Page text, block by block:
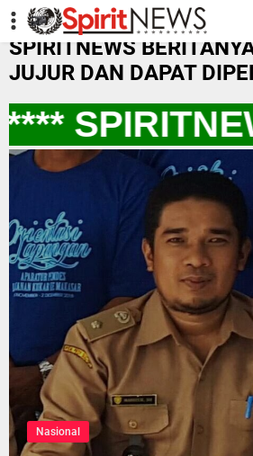
-->
SPIRITNEWS
JUJUR DAN DAPAT
Nasional